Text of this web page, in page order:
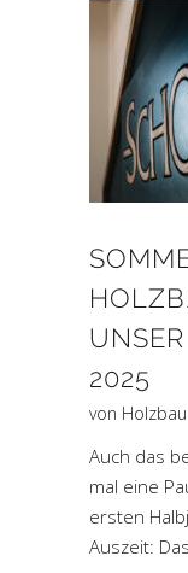
2025
von
Auch das
mal eine
ersten
Auszeit: Das